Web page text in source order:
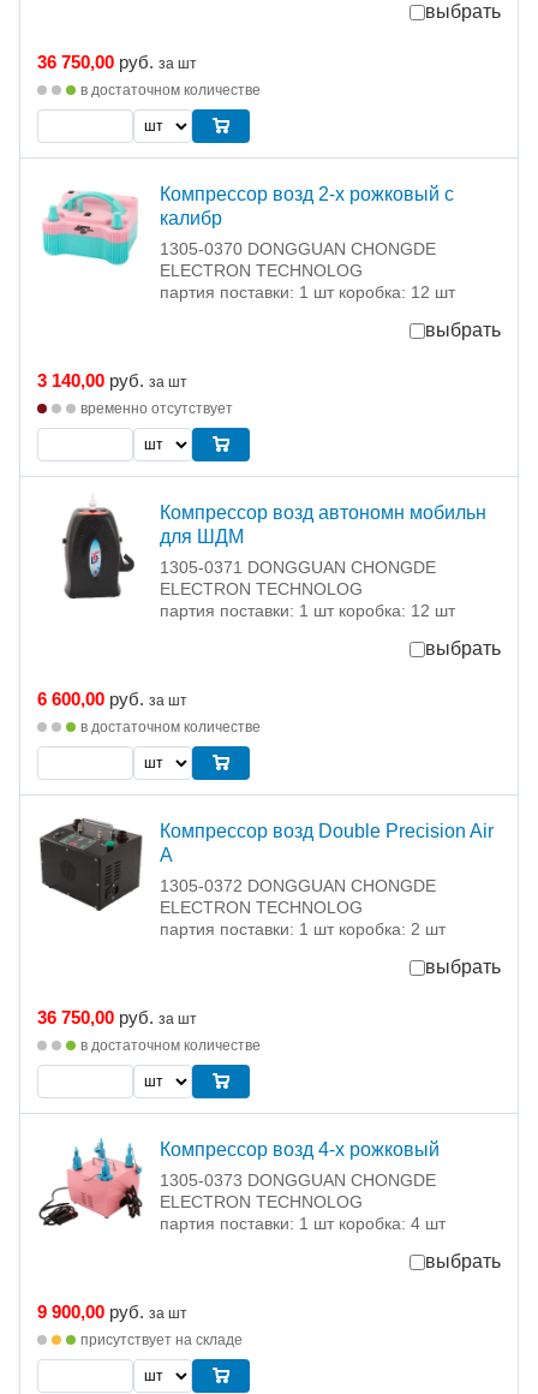
выбрать
36 750,00 руб. за шт
в достаточном количестве
Компрессор возд 2-х рожковый с
калибр
1305-0370 DONGGUAN CHONGDE
ELECTRON TECHNOLOG
партия поставки: 1 шт коробка: 12 шт
выбрать
3 140,00 руб. за шт
временно отсутствует
Компрессор возд автономн мобильн
для ШДМ
1305-0371 DONGGUAN CHONGDE
ELECTRON TECHNOLOG
партия поставки: 1 шт коробка: 12 шт
выбрать
6 600,00 руб. за шт
в достаточном количестве
Компрессор возд Double Precision Air
A
1305-0372 DONGGUAN CHONGDE
ELECTRON TECHNOLOG
партия поставки: 1 шт коробка: 2 шт
выбрать
36 750,00 руб. за шт
в достаточном количестве
Компрессор возд 4-х рожковый
1305-0373 DONGGUAN CHONGDE
ELECTRON TECHNOLOG
партия поставки: 1 шт коробка: 4 шт
выбрать
9 900,00 руб. за шт
присутствует на складе